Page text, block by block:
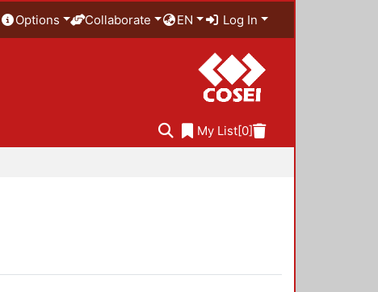
Options Collaborate EN Log In
My List[0]